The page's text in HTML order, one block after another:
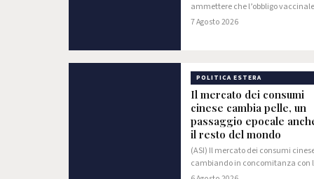
ammettere che l’obbligo
ingiustificato e irrazionale, come
7 Agosto 2026
POLITICA ESTERA
Il mercato dei consumi
cinese cambia pelle, un
passaggio epocale
il resto del mondo
(ASI) Il mercato dei consumi
cambiando in concomitanza con
trasformazione industriale e